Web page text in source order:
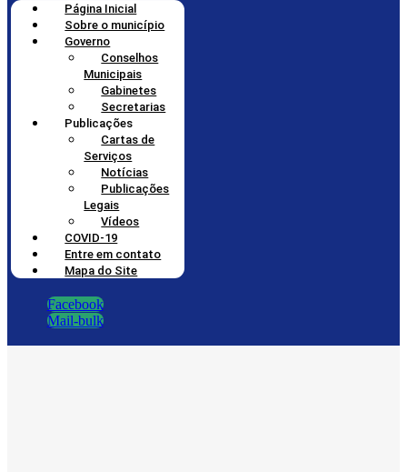
Página Inicial
Sobre o município
Governo
Conselhos
Municipais
Gabinetes
Secretarias
Publicações
Cartas de
Serviços
Notícias
Publicações
Legais
Vídeos
COVID-19
Entre em contato
Mapa do Site
Facebook
Mail-bulk